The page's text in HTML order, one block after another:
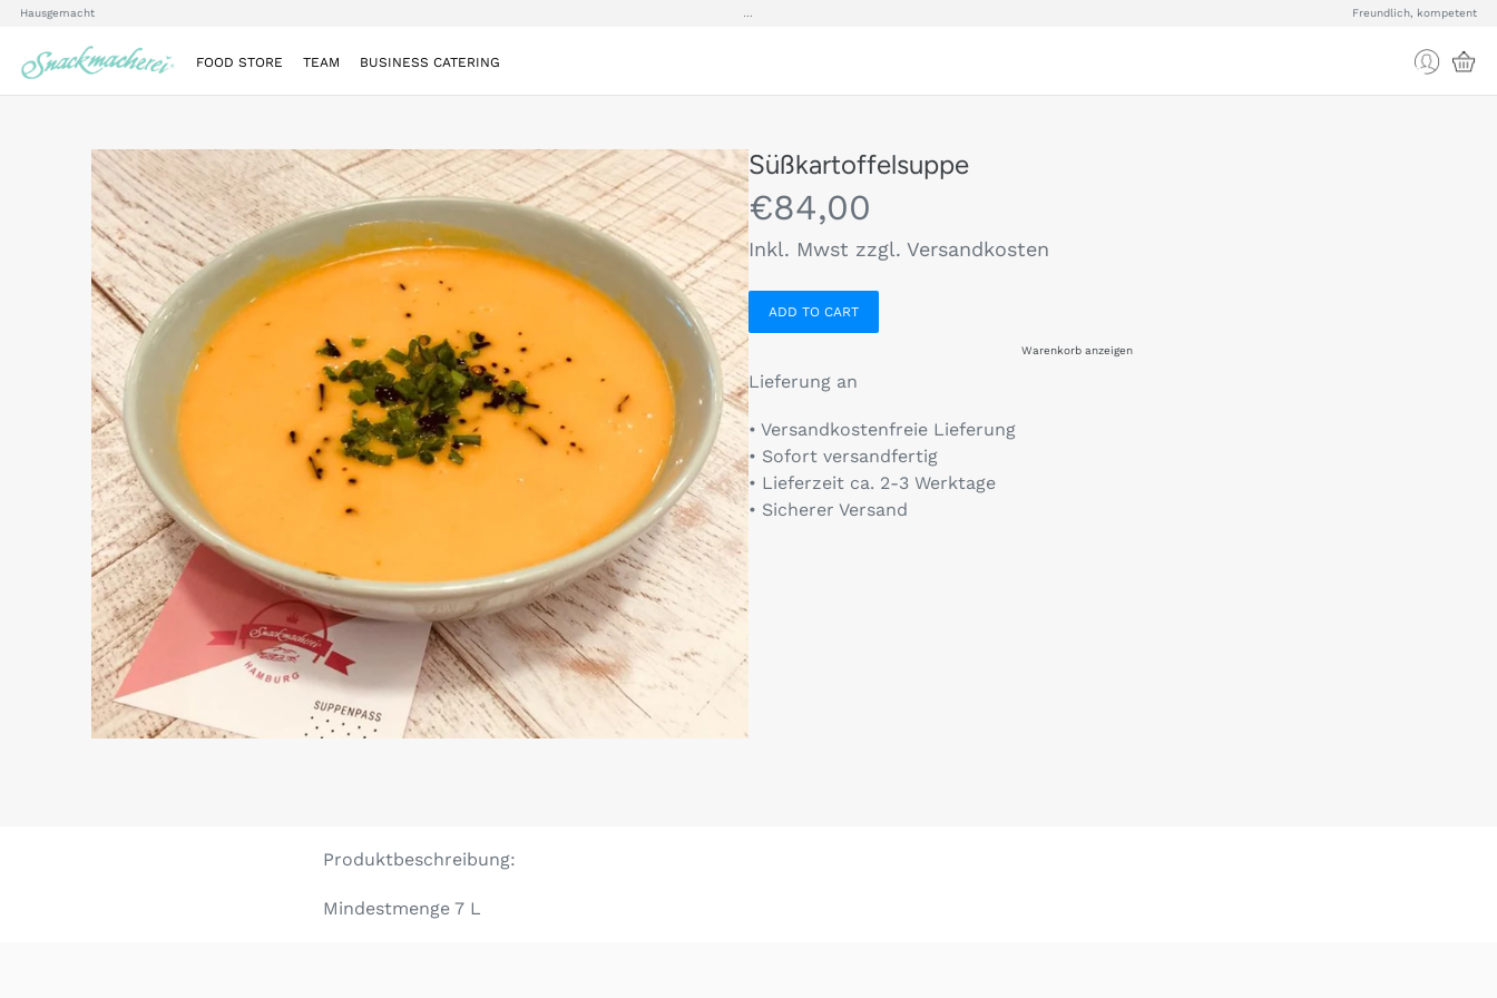
Hausgemacht Freundlich, kompetent
FOOD STORE TEAM BUSINESS CATERING
Süßkartoffelsuppe
€84,00
Inkl. Mwst zzgl. Versandkosten
Warenkorb anzeigen
Lieferung an
• Versandkostenfreie Lieferung
• Sofort versandfertig
• Lieferzeit ca. 2-3 Werktage
• Sicherer Versand
Produktbeschreibung:
Mindestmenge 7 L